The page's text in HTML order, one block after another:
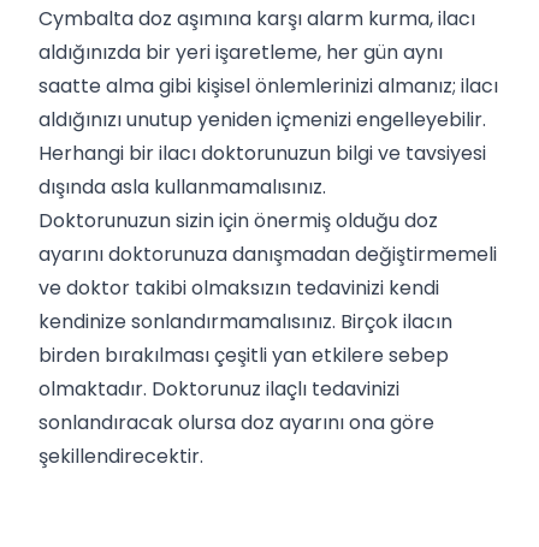
Cymbalta doz aşımına karşı alarm kurma, ilacı
aldığınızda bir yeri işaretleme, her gün aynı
saatte alma gibi kişisel önlemlerinizi almanız; ilacı
aldığınızı unutup yeniden içmenizi engelleyebilir.
Herhangi bir ilacı doktorunuzun bilgi ve tavsiyesi
dışında asla kullanmamalısınız.
Doktorunuzun sizin için önermiş olduğu doz
ayarını doktorunuza danışmadan değiştirmemeli
ve doktor takibi olmaksızın tedavinizi kendi
kendinize sonlandırmamalısınız. Birçok ilacın
birden bırakılması çeşitli yan etkilere sebep
olmaktadır. Doktorunuz ilaçlı tedavinizi
sonlandıracak olursa doz ayarını ona göre
şekillendirecektir.